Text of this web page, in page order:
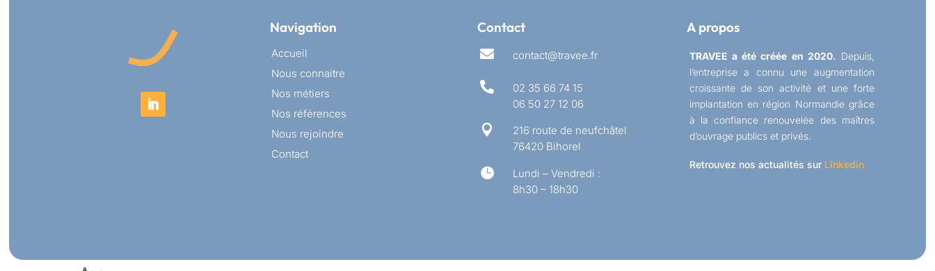
Navigation
Accueil
Nous connaitre
Nos métiers
Nos références
Nous rejoindre
Contact
Contact
 contact@travee.fr

02 35 66 74 15
06 50 27 12 06

216 route de neufchâtel
76420 Bihorel

Lundi – Vendredi :
8h30 – 18h30
A propos
TRAVEE a été créée en 2020. Depuis,
l’entreprise a connu une augmentation
croissante de son activité et une forte
implantation en région Normandie grâce
à la confiance renouvelée des maîtres
d’ouvrage publics et privés.
Retrouvez nos actualités sur Linkedin